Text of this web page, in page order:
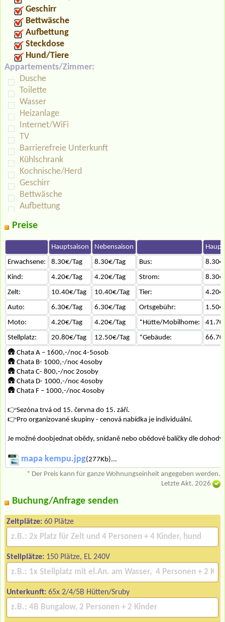
Geschirr
Bettwäsche
Aufbettung
Steckdose
Hund/Tiere
Appartements/Zimmer:
Dusche
Toilette
Wasser
Heizanlage
Internet/WiFi
TV
Barrierefreie Unterkunft
Kühlschrank
Kochnische/Herd
Geschirr
Bettwäsche
Aufbettung
Preise
Hauptsaison Nebensaison
Erwachsene:
8.30€/Tag 8.30€/Tag Bus:
Kind:
4.20€/Tag 4.20€/Tag Strom:
Zelt:
10.40€/Tag 10.40€/Tag Tier:
Auto:
6.30€/Tag 6.30€/Tag Ortsgebühr:
Moto:
4.20€/Tag 4.20€/Tag *Hütte/Mobilhome:
Stellplatz:
20.80€/Tag 12.50€/Tag *Gebäude:
🛖 Chata A – 1600,-/noc 4-5osob
🛖 Chata B- 1000,-/noc 4osoby
🛖 Chata C- 800,-/noc 2osoby
🛖 Chata D- 1000,-/noc 4osoby
🛖 Chata F – 1000,-/noc 4osoby
👉Sezóna trvá od 15. června do 15. září.
👉Pro organizované skupiny - cenová nabídka je individuální.
Je možné doobjednat obědy, snídaně nebo obědové balíčky dle dohody.
mapa kempu.jpg(277Kb)...
* Der Preis kann für ganze Wohnungseinheit angegeben werden.
Letzte Akt. 2026
Buchung/Anfrage senden
Zeltplätze: 60 Plätze
Stellplätze: 150 Plätze, EL 240V
Unterkunft: 65x 2/4/5B Hütten/Sruby